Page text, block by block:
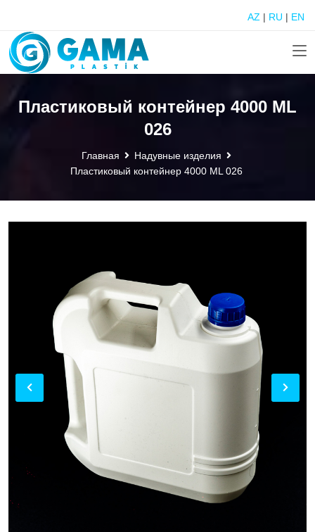
AZ | RU | EN
Пластиковый контейнер 4000 ML
026
Главная
Надувные изделия
Пластиковый контейнер 4000 ML 026